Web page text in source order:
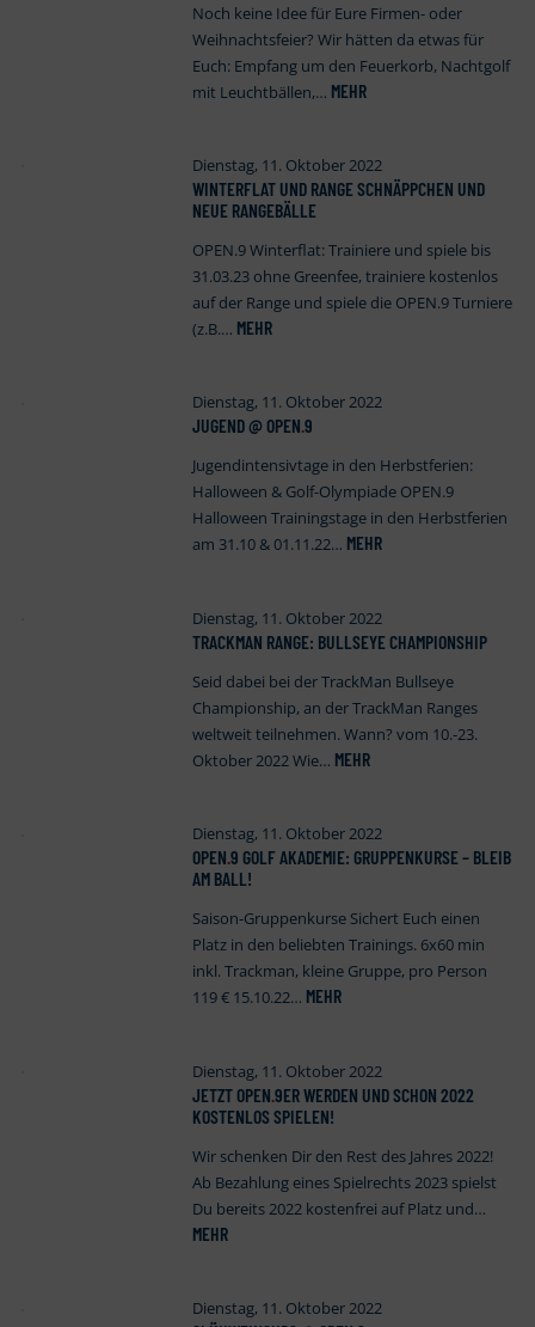
Noch keine Idee für Eure Firmen- oder
Weihnachtsfeier? Wir hätten da etwas für
Euch: Empfang um den Feuerkorb, Nachtgolf
mit Leuchtbällen,… MEHR
Dienstag, 11. Oktober 2022
WINTERFLAT UND RANGE SCHNÄPPCHEN UND
NEUE RANGEBÄLLE
OPEN.9 Winterflat: Trainiere und spiele bis
31.03.23 ohne Greenfee, trainiere kostenlos
auf der Range und spiele die OPEN.9 Turniere
(z.B.… MEHR
Dienstag, 11. Oktober 2022
JUGEND @ OPEN.9
Jugendintensivtage in den Herbstferien:
Halloween & Golf-Olympiade OPEN.9
Halloween Trainingstage in den Herbstferien
am 31.10 & 01.11.22… MEHR
Dienstag, 11. Oktober 2022
TRACKMAN RANGE: BULLSEYE CHAMPIONSHIP
Seid dabei bei der TrackMan Bullseye
Championship, an der TrackMan Ranges
weltweit teilnehmen. Wann? vom 10.-23.
Oktober 2022 Wie… MEHR
Dienstag, 11. Oktober 2022
OPEN.9 GOLF AKADEMIE: GRUPPENKURSE – BLEIB
AM BALL!
Saison-Gruppenkurse Sichert Euch einen
Platz in den beliebten Trainings. 6x60 min
inkl. Trackman, kleine Gruppe, pro Person
119 € 15.10.22… MEHR
Dienstag, 11. Oktober 2022
JETZT OPEN 9ER WERDEN UND SCHON 2022
KOSTENLOS SPIELEN!
Wir schenken Dir den Rest des Jahres 2022!
Ab Bezahlung eines Spielrechts 2023 spielst
Du bereits 2022 kostenfrei auf Platz und…
MEHR
Dienstag, 11. Oktober 2022